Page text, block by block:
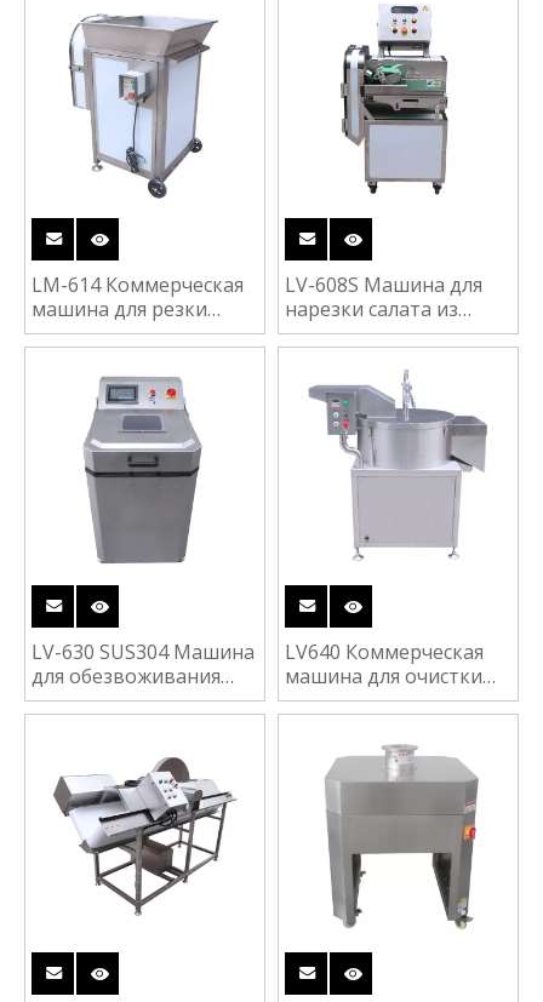
фруктов, мяса,
морепродуктов,
стиральная машина
для очистки
капусты, картофеля,
салата, апельсина,
фруктов, овощей,
LM-614 Коммерческая
машина для резки
картофеля Таро,
ломтиков, овощей,
фруктов, резки
LV-608S Машина для
нарезки салата из
капусты, шалота,
овощерезки
LV-630 SUS304 Машина
для обезвоживания
овощей и фруктов из
LV640 Коммерческая
машина для очистки
картофеля Таро,
маниоки, Овощечистка